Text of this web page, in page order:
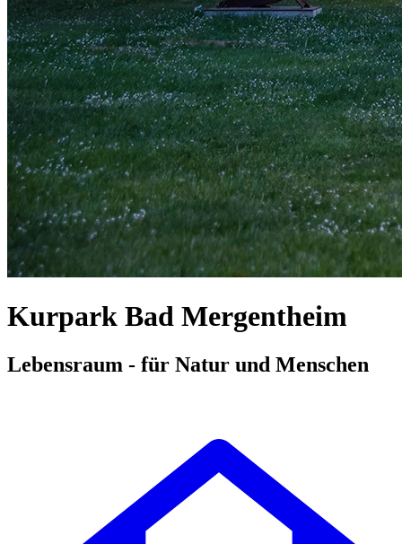
Kurpark Bad Mergentheim
Lebensraum - für Natur und Menschen